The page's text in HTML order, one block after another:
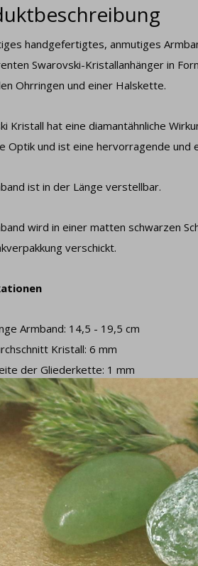
handgefertigtes, anmutiges
Swarovski-Kristallanhänger in
Ohrringen und einer Halskette.
Kristall hat eine diamantähnliche
Optik und ist eine hervorragende und
ist in der Länge verstellbar.
wird in einer matten schwarzen
verschickt.
Armband: 14,5 - 19,5 cm
Kristall: 6 mm
der Gliederkette: 1 mm
Kristall: transparent
Federringverschluss
925 Silber und Swarovski